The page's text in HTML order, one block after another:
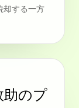
却する一方
助のプ